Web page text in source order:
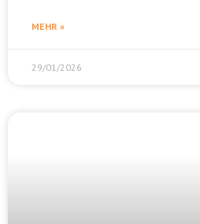
MEHR »
29/01/2026